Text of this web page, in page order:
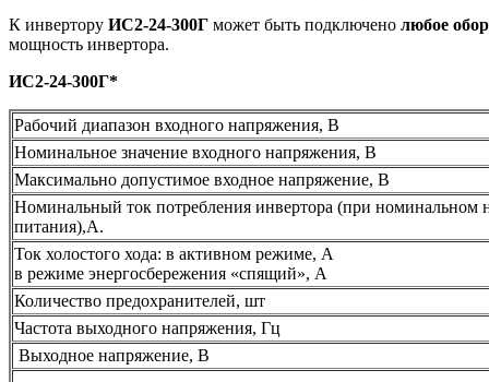
К инвертору ИС2-24-300Г может быть подключено любое
мощность инвертора.
ИС2-24-300Г*
Рабочий диапазон входного напряжения, В
Номинальное значение входного напряжения, В
Максимально допустимое входное напряжение, В
Номинальный ток потребления инвертора (при номинальном
питания),А.
Ток холостого хода: в активном режиме, А
в режиме энергосбережения «спящий», А
Количество предохранителей, шт
Частота выходного напряжения, Гц
Выходное напряжение, В